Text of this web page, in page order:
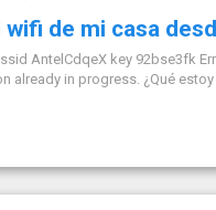
de mi casa
AntelCdqeX key 92bse3fk
already in progress. ¿Qué